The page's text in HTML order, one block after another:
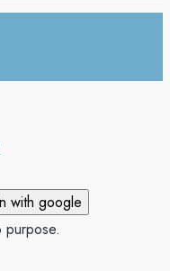
with google
purpose.